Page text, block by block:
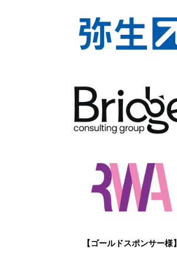
【ゴールドスポンサー様】